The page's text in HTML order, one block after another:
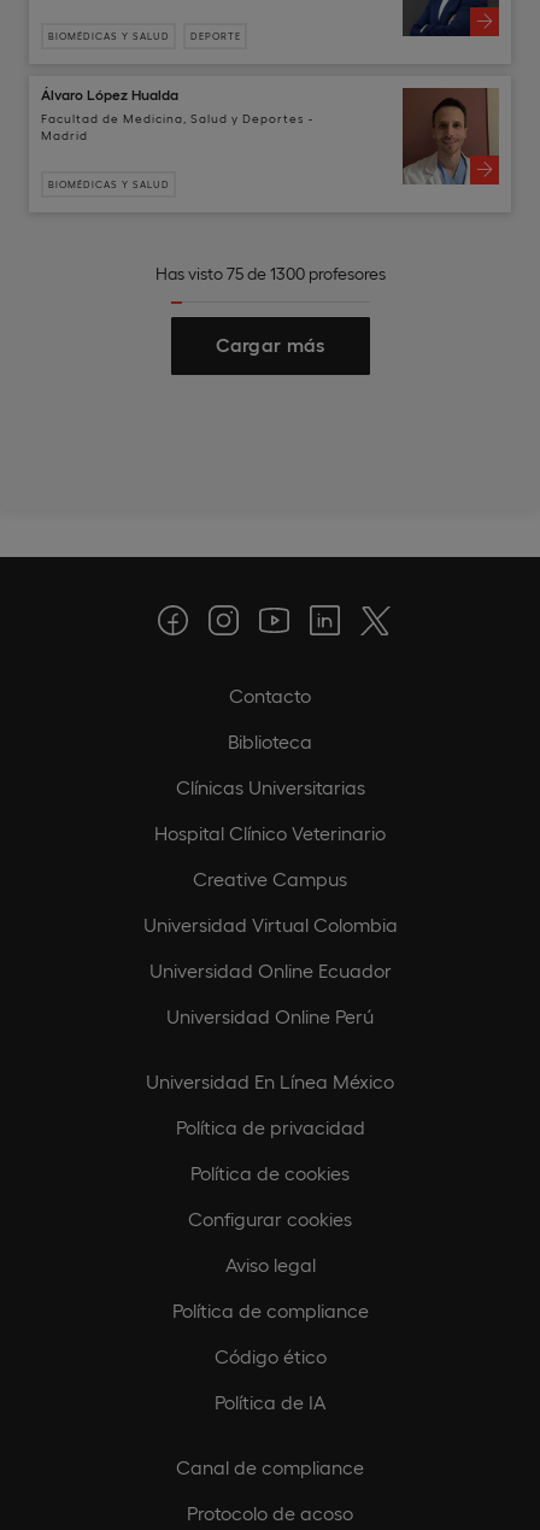
BIOMÉDICAS Y SALUD DEPORTE
Álvaro López Hualda
Facultad de Medicina, Salud y Deportes -
Madrid
BIOMÉDICAS Y SALUD
Has visto 75 de 1300 profesores
Cargar más
Contacto
Biblioteca
Clínicas Universitarias
Hospital Clínico Veterinario
Creative Campus
Universidad Virtual Colombia
Universidad Online Ecuador
Universidad Online Perú
Universidad En Línea México
Política de privacidad
Política de cookies
Configurar cookies
Aviso legal
Política de compliance
Código ético
Política de IA
Canal de compliance
Protocolo de acoso